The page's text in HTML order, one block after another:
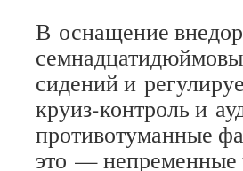
В оснащение
сидений и
круиз-контроль и
противотуманные
это — непременные